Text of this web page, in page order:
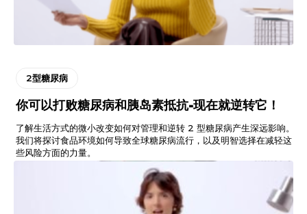
2型糖尿病
你可以打败糖尿病和胰岛素抵抗-现在就逆转它！
了解生活方式的微小改变如何对管理和逆转 2 型糖尿病产生深远影响。
我们将探讨食品环境如何导致全球糖尿病流行，以及明智选择在减轻这
些风险方面的力量。